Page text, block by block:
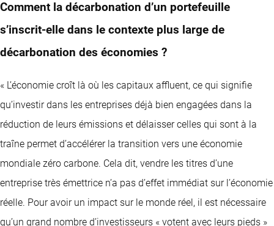
Comment la décarbonation d’un portefeuille
s’inscrit-elle dans le contexte plus large de
décarbonation des économies ?
« L’économie croît là où les capitaux affluent, ce qui signifie
qu’investir dans les entreprises déjà bien engagées dans la
réduction de leurs émissions et délaisser celles qui sont à la
traîne permet d’accélérer la transition vers une économie
mondiale zéro carbone. Cela dit, vendre les titres d’une
entreprise très émettrice n’a pas d’effet immédiat sur l’économie
réelle. Pour avoir un impact sur le monde réel, il est nécessaire
qu’un grand nombre d’investisseurs « votent avec leurs pieds »